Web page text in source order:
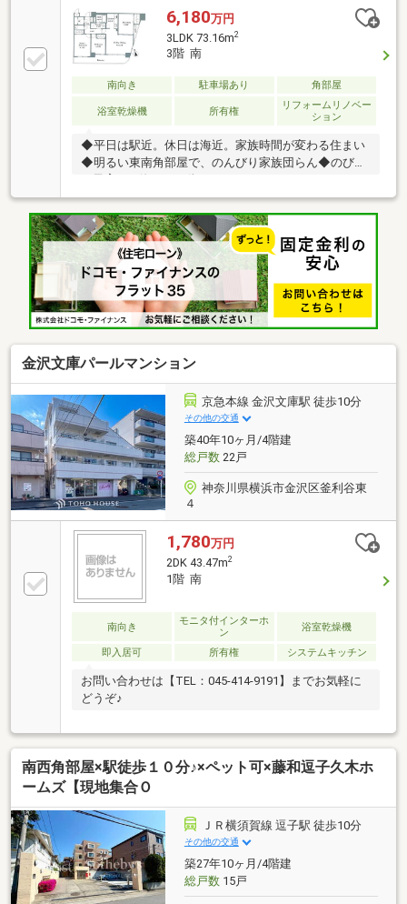
6,180万円
3LDK 73.16m2
3階 南
南向き 駐車場あり 角部屋
浴室乾燥機 所有権
リフォームリノベー
ション
◆平日は駅近。休日は海近。家族時間が変わる住まい
◆明るい東南角部屋で、のんびり家族団らん◆のびの
金沢文庫パールマンション
京急本線 金沢文庫駅 徒歩10分
その他の交通
築40年10ヶ月/4階建
総戸数22戸
神奈川県横浜市金沢区釜利谷東
４
1,780万円
2DK 43.47m2
1階 南
南向き
モニタ付インターホ
ン
浴室乾燥機
即入居可 所有権 システムキッチン
お問い合わせは【TEL：045‐414-9191】までお気軽に
どうぞ♪
南西角部屋×駅徒歩１０分♪×ペット可×藤和逗子久木ホ
ームズ【現地集合Ｏ
ＪＲ横須賀線 逗子駅 徒歩10分
その他の交通
築27年10ヶ月/4階建
総戸数15戸